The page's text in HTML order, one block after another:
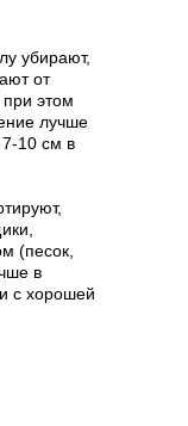
убирают,
от
при этом
лучше
10 см в
(песок,
в
с хорошей